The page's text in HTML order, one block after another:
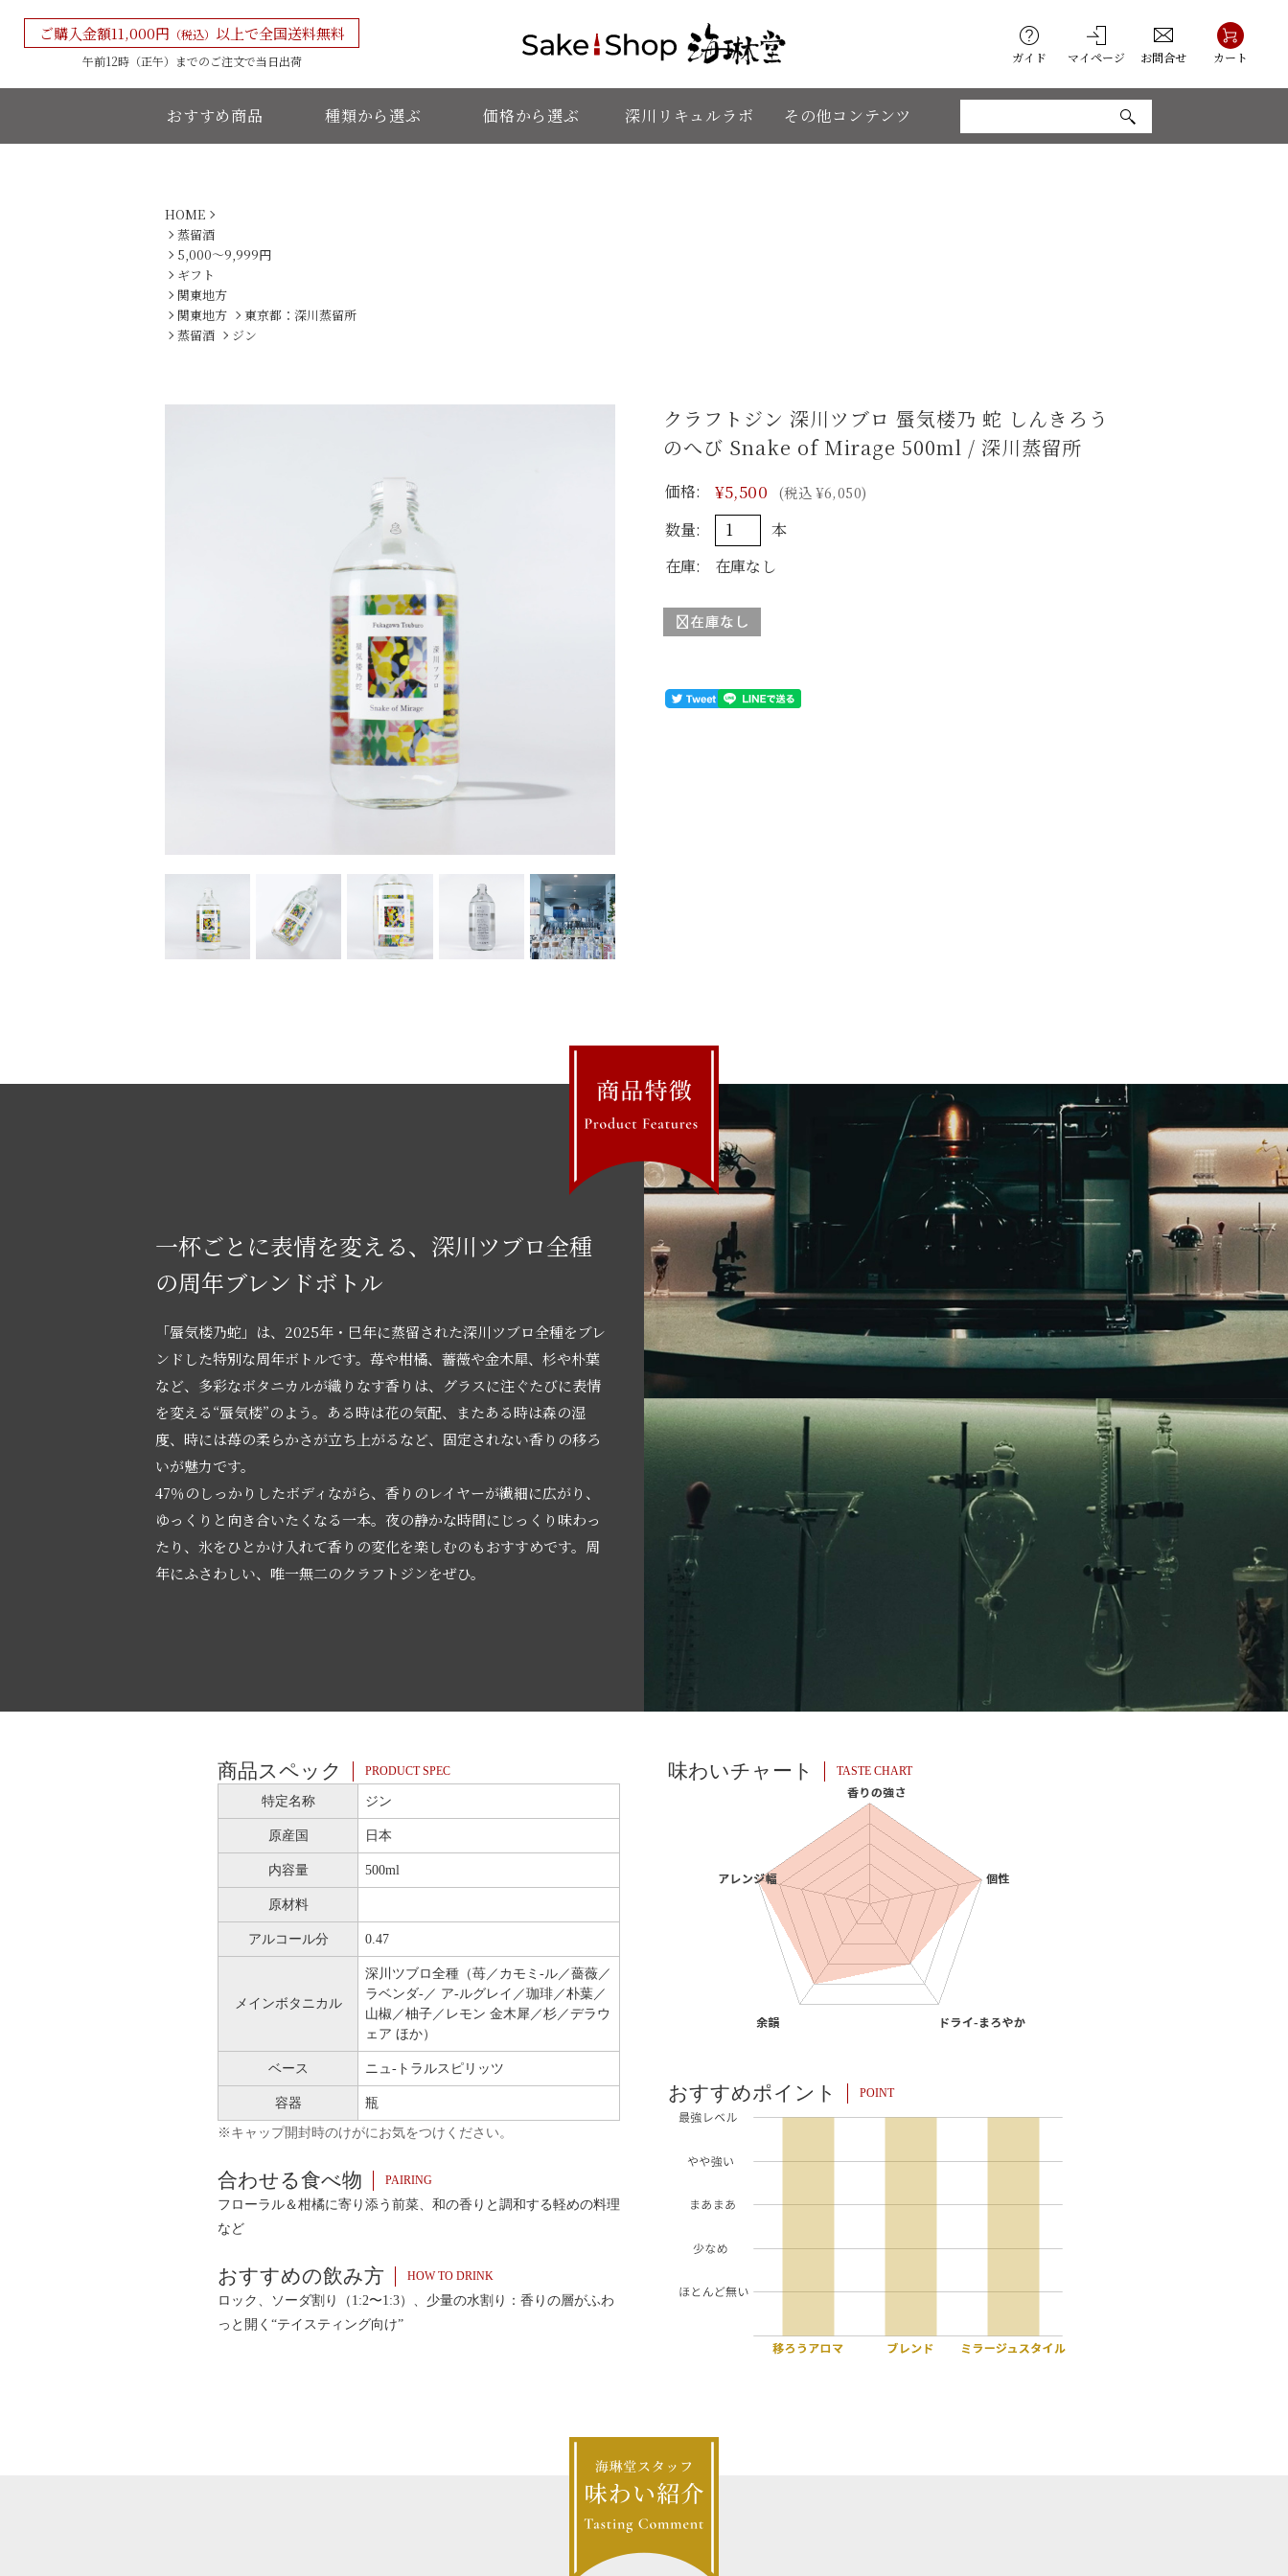
ご購入金額11,000円 （税込） 以上で全国送料無料
午前12時（正午）までのご注文で当日出荷 ガイド マイページ お問合せ カート
おすすめ商品 種類から選ぶ 価格から選ぶ 深川リキュルラボ その他コンテンツ
HOME
蒸留酒
5,000〜9,999円
ギフト
関東地方
関東地方
東京都：深川蒸留所
蒸留酒
ジン
クラフトジン 深川ツブロ 蜃気楼乃 蛇 しんきろう
のへび Snake of Mirage 500ml / 深川蒸留所
価格: ¥5,500 (税込 ¥6,050)
数量:
本
在庫:
在庫なし
一杯ごとに表情を変える、深川ツブロ全種
の周年ブレンドボトル
「蜃気楼乃蛇」は、2025年・巳年に蒸留された深川ツブロ全種をブレ
ンドした特別な周年ボトルです。苺や柑橘、薔薇や金木犀、杉や朴葉
など、多彩なボタニカルが織りなす香りは、グラスに注ぐたびに表情
を変える“蜃気楼”のよう。ある時は花の気配、またある時は森の湿
度、時には苺の柔らかさが立ち上がるなど、固定されない香りの移ろ
いが魅力です。
47％のしっかりしたボディながら、香りのレイヤーが繊細に広がり、
ゆっくりと向き合いたくなる一本。夜の静かな時間にじっくり味わっ
たり、氷をひとかけ入れて香りの変化を楽しむのもおすすめです。周
年にふさわしい、唯一無二のクラフトジンをぜひ。
商品スペック PRODUCT SPEC
特定名称 ジン
原産国 日本
内容量 500ml
原材料
アルコール分 0.47
メインボタニカル
深川ツブロ全種（苺／カモミ-ル／薔薇／
ラベンダ-／ ア-ルグレイ／珈琲／朴葉／
山椒／柚子／レモン 金木犀／杉／デラウ
ェア ほか）
ベース ニュ-トラルスピリッツ
容器 瓶
※キャップ開封時のけがにお気をつけください。
合わせる食べ物 PAIRING
フローラル＆柑橘に寄り添う前菜、和の香りと調和する軽めの料理
など
おすすめの飲み方 HOW TO DRINK
ロック、ソーダ割り（1:2〜1:3）、少量の水割り：香りの層がふわ
っと開く“テイスティング向け”
味わいチャート TASTE CHART
おすすめポイント POINT